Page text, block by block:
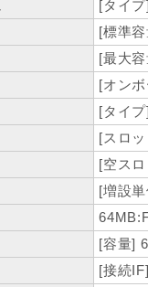
[タイ
[標準
[最大
[オン
[タイ
[スロ
[空ス
[増設
[容量]
[接続